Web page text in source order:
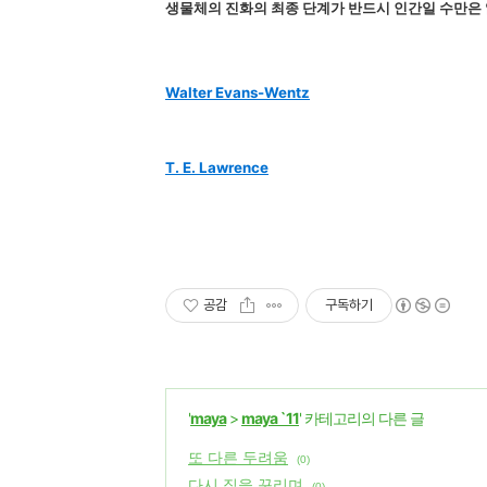
생물체의 진화의 최종 단계가 반드시 인간일 수만은
Walter Evans-Wentz
T. E. Lawrence
공감 구독하기
'maya>maya `11' 카테고리의 다른 글
또 다른 두려움 (0)